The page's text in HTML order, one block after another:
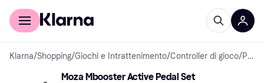
Per il tuo shopping
Klarna/Shopping/Giochi e Intrattenimento/Controller di gioco/ Pedali
Moza Mbooster Active Pedal Set